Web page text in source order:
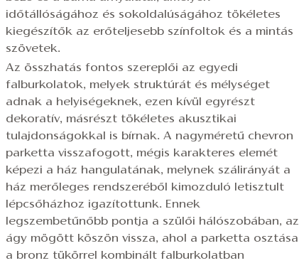
időtállóságához és sokoldalúságához tökéletes
kiegészítők az erőteljesebb színfoltok és a mintás
szövetek.
Az összhatás fontos szereplői az egyedi
falburkolatok, melyek struktúrát és mélységet
adnak a helyiségeknek, ezen kívül egyrészt
dekoratív, másrészt tökéletes akusztikai
tulajdonságokkal is bírnak. A nagyméretű chevron
parketta visszafogott, mégis karakteres elemét
képezi a ház hangulatának, melynek szálirányát a
ház merőleges rendszeréből kimozduló letisztult
lépcsőházhoz igazítottunk. Ennek
legszembetűnőbb pontja a szülői hálószobában, az
ágy mögött köszön vissza, ahol a parketta osztása
a bronz tükörrel kombinált falburkolatban